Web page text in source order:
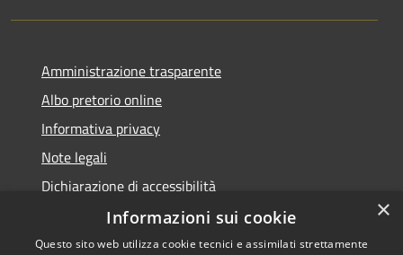
Amministrazione trasparente
Albo pretorio online
Informativa privacy
Note legali
Dichiarazione di accessibilità
×
Informazioni sui cookie
Questo sito web utilizza cookie tecnici e assimilati strettamente